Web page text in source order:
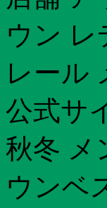
ウン レ
レール
公式サ
秋冬 メ
ウンベ